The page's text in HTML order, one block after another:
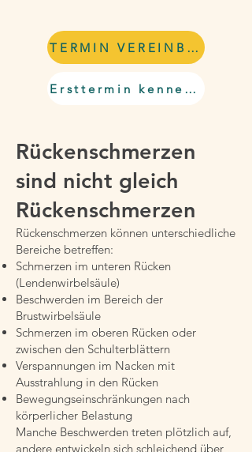
TERMIN VEREINBAREN
Ersttermin kennenlernen
Rückenschmerzen
sind nicht gleich
Rückenschmerzen
Rückenschmerzen können unterschiedliche
Bereiche betreffen:
Schmerzen im unteren Rücken
(Lendenwirbelsäule)
Beschwerden im Bereich der
Brustwirbelsäule
Schmerzen im oberen Rücken oder
zwischen den Schulterblättern
Verspannungen im Nacken mit
Ausstrahlung in den Rücken
Bewegungseinschränkungen nach
körperlicher Belastung
Manche Beschwerden treten plötzlich auf,
andere entwickeln sich schleichend über